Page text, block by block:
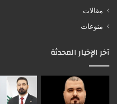
مقالات
منوعات
آخر الإخبار المحدثة